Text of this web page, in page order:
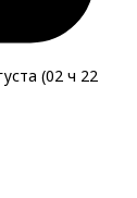
(02 ч 22